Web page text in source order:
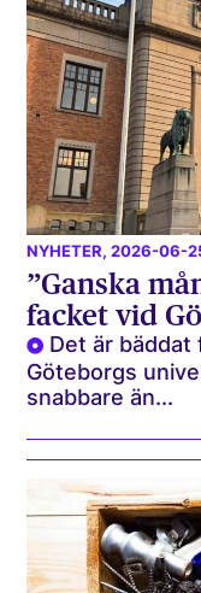
NYHETER, 2026-06-
”Ganska
facket vid
Det är bäddat
Göteborgs
snabbare än...